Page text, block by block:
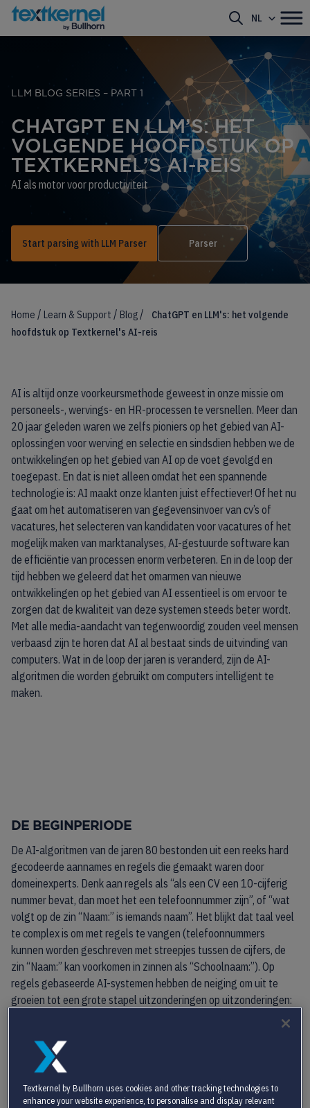
NL
LLM BLOG SERIES – PART 1
CHATGPT EN LLM’S: HET
VOLGENDE HOOFDSTUK OP
TEXTKERNEL’S AI-REIS
AI als motor voor productiviteit
Start parsing with LLM Parser Parser
Home / Learn & Support / Blog/
ChatGPT en LLM's: het volgende
hoofdstuk op Textkernel's AI-reis
AI is altijd onze voorkeursmethode geweest in onze missie om
personeels-, wervings- en HR-processen te versnellen. Meer dan
20 jaar geleden waren we zelfs pioniers op het gebied van AI-
oplossingen voor werving en selectie en sindsdien hebben we de
ontwikkelingen op het gebied van AI op de voet gevolgd en
toegepast. En dat is niet alleen omdat het een spannende
technologie is: AI maakt onze klanten juist effectiever! Of het nu
gaat om het automatiseren van gegevensinvoer van cv’s of
vacatures, het selecteren van kandidaten voor vacatures of het
mogelijk maken van marktanalyses, AI-gestuurde software kan
de efficiëntie van processen enorm verbeteren. En in de loop der
tijd hebben we geleerd dat het omarmen van nieuwe
ontwikkelingen op het gebied van AI essentieel is om ervoor te
zorgen dat de kwaliteit van deze systemen steeds beter wordt.
Met alle media-aandacht van tegenwoordig zouden veel mensen
verbaasd zijn te horen dat AI al bestaat sinds de uitvinding van
computers. Wat in de loop der jaren is veranderd, zijn de AI-
algoritmen die worden gebruikt om computers intelligent te
maken.
DE BEGINPERIODE
De AI-algoritmen van de jaren 80 bestonden uit een reeks hard
gecodeerde aannames en regels die gemaakt waren door
domeinexperts. Denk aan regels als “als een CV een 10-cijferig
nummer bevat, dan moet het een telefoonnummer zijn”, of “wat
volgt op de zin “Naam:” is iemands naam”. Het blijkt dat taal veel
te complex is om met regels te vangen (telefoonnummers
kunnen worden geschreven met streepjes tussen de cijfers, de
zin “Naam:” kan voorkomen in zinnen als “Schoolnaam:”). Op
regels gebaseerde AI-systemen hebben de neiging om uit te
groeien tot een grote stapel uitzonderingen op uitzonderingen:
Textkernel by Bullhorn uses cookies and other tracking technologies to
enhance your website experience, to personalise and display relevant